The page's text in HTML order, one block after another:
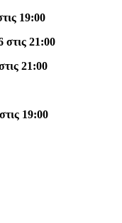
19:00
21:00
21:00
19:00